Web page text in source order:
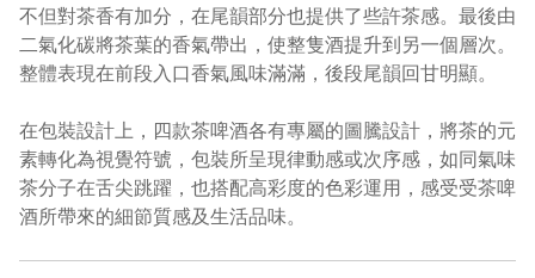
不但對茶香有加分，在尾韻部分也提供了些許茶感。最後由
二氣化碳將茶葉的香氣帶出，使整隻酒提升到另一個層次。
整體表現在前段入口香氣風味滿滿，後段尾韻回甘明顯。
在包裝設計上，四款茶啤酒各有專屬的圖騰設計，將茶的元
素轉化為視覺符號，包裝所呈現律動感或次序感，如同氣味
茶分子在舌尖跳躍，也搭配高彩度的色彩運用，感受受茶啤
酒所帶來的細節質感及生活品味。